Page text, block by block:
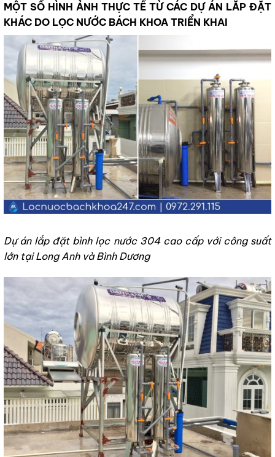
MỘT SỐ HÌNH ẢNH THỰC TẾ TỪ CÁC DỰ ÁN LẮP ĐẶT
KHÁC DO LỌC NƯỚC BÁCH KHOA TRIỂN KHAI
Dự án lắp đặt bình lọc nước 304 cao cấp với công suất
lớn tại Long Anh và Bình Dương